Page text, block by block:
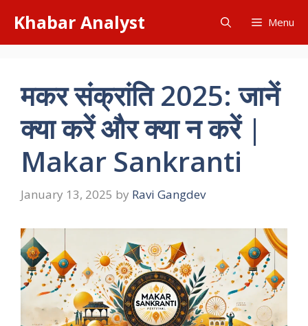
content
Khabar Analyst Menu
मकर संक्रांति 2025: जानें
क्या करें और क्या न करें |
Makar Sankranti
January 13, 2025 by Ravi Gangdev